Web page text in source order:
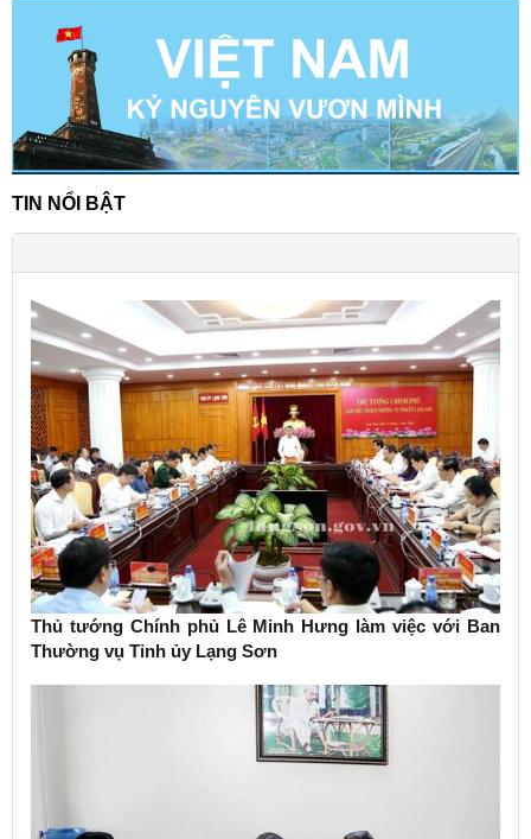
TIN NỔI BẬT
Thủ tướng Chính phủ Lê Minh Hưng làm việc với Ban
Thường vụ Tỉnh ủy Lạng Sơn